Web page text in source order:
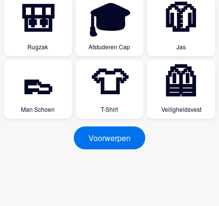
🎒
Rugzak
🎓
Afstuderen Cap
🧥
Jas
👞
Man Schoen
👕
T-Shirt
🦺
Veiligheidsvest
Voorwerpen